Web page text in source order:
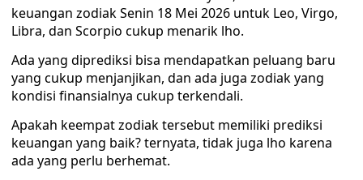
keuangan zodiak Senin 18 Mei 2026 untuk Leo, Virgo,
Libra, dan Scorpio cukup menarik lho.
Ada yang diprediksi bisa mendapatkan peluang baru
yang cukup menjanjikan, dan ada juga zodiak yang
kondisi finansialnya cukup terkendali.
Apakah keempat zodiak tersebut memiliki prediksi
keuangan yang baik? ternyata, tidak juga lho karena
ada yang perlu berhemat.